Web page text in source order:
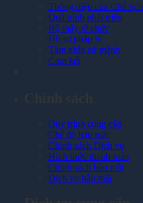
Thông điệp của Chủ tịch
Quá trình phát triển
Bộ máy tổ chức
Hồ sơ pháp lý
Tầm nhìn sứ mệnh
Cam kết
Quy trình cung cấp
Chế độ hậu mãi
Chính sách Dịch vụ
Hình thức thanh toán
Chính sách bảo mật
Dịch vụ hậu mãi